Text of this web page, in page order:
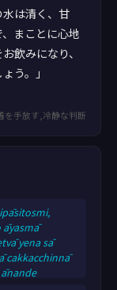
は清く、甘
まことに心地
飲みになり、
う。」
を手放す,冷静な判断
āyasmā
yena sā
cakkacchinnā